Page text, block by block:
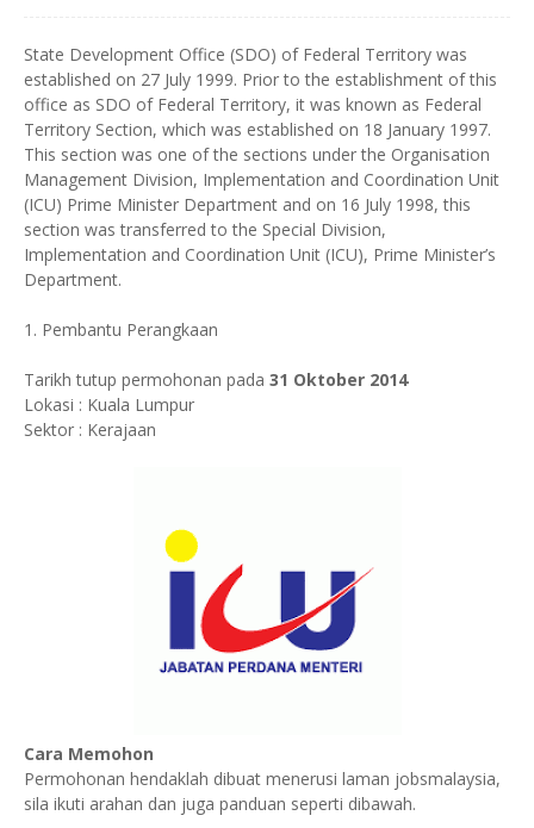
State Development Office (SDO) of Federal Territory was
established on 27 July 1999. Prior to the establishment of this
office as SDO of Federal Territory, it was known as Federal
Territory Section, which was established on 18 January 1997.
This section was one of the sections under the Organisation
Management Division, Implementation and Coordination Unit
(ICU) Prime Minister Department and on 16 July 1998, this
section was transferred to the Special Division,
Implementation and Coordination Unit (ICU), Prime Minister’s
Department.
1. Pembantu Perangkaan
Tarikh tutup permohonan pada 31 Oktober 2014
Lokasi : Kuala Lumpur
Sektor : Kerajaan
Cara Memohon
Permohonan hendaklah dibuat menerusi laman jobsmalaysia,
sila ikuti arahan dan juga panduan seperti dibawah.